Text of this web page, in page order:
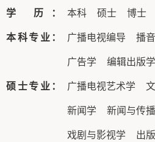
学 历： 本科 硕士 博士
本科专业： 广播电视编导 播
广告学 编辑出版学
硕士专业： 广播电视艺术学
新闻学 新闻与传播
戏剧与影视学 出版